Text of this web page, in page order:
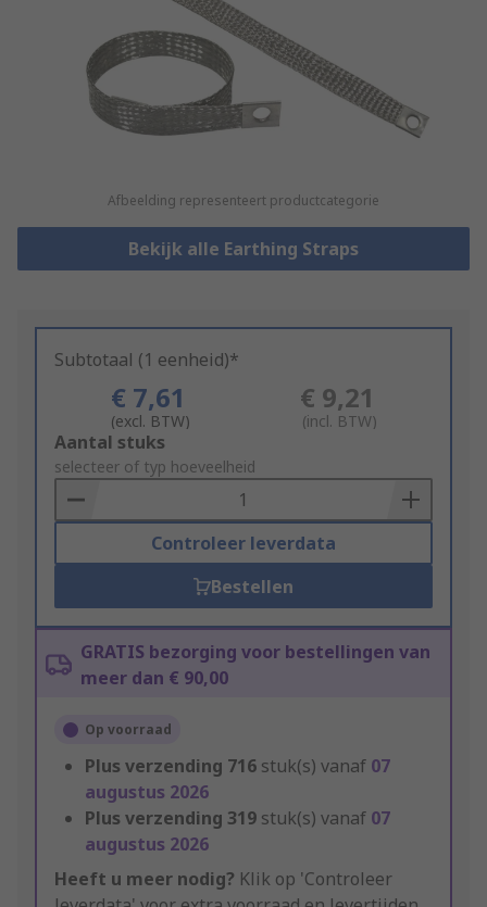
Afbeelding representeert productcategorie
Bekijk alle Earthing Straps
Subtotaal (1 eenheid)*
€ 7,61
(excl. BTW)
€ 9,21
(incl. BTW)
Add
to
Basket
Aantal stuks
selecteer of typ hoeveelheid
Controleer leverdata
Bestellen
GRATIS bezorging voor bestellingen van
meer dan € 90,00
Op voorraad
Plus verzending 716 stuk(s) vanaf 07
augustus 2026
Plus verzending 319 stuk(s) vanaf 07
augustus 2026
Heeft u meer nodig? Klik op 'Controleer